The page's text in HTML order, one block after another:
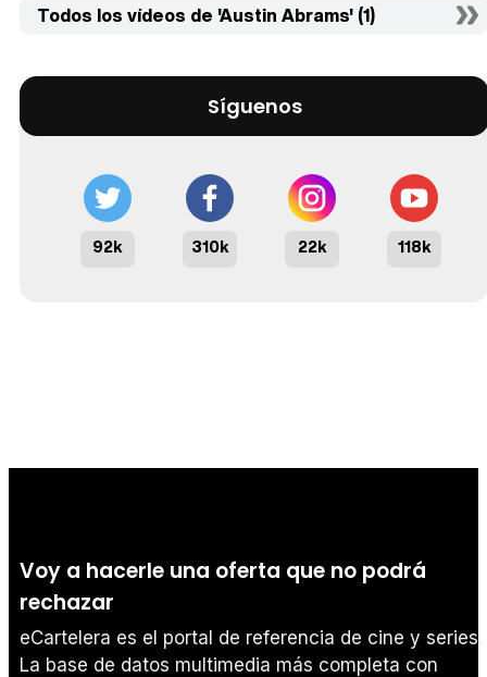
Todos los vídeos de 'Austin Abrams' (1)
Síguenos
92k 310k 22k 118k
Voy a hacerle una oferta que no podrá
rechazar
eCartelera es el portal de referencia de cine y series.
La base de datos multimedia más completa con